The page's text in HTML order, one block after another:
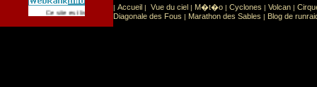
Ce site est list� dans la cat�gorie Sport: Sports extr�mes
| Accueil | Vue du ciel | M�t�o | Cyclones | Volcan |
Diagonale des Fous | Marathon des Sables | Blog de